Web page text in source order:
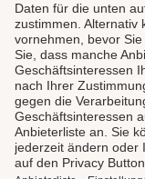
LAUX DELI
SERVICE